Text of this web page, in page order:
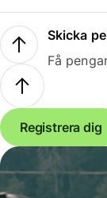
Skicka
Få
Registrera dig